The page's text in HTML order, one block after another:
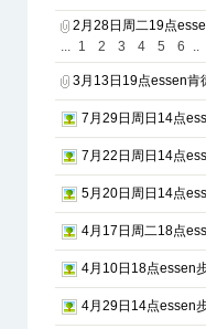
2月28日周二19点
... 1 2 3 4 5 6 ..
3月13日19点essen肯
7月29日周日14点
7月22日周日14点
5月20日周日14点
4月17日周二18点
4月10日18点essen
4月29日14点essen